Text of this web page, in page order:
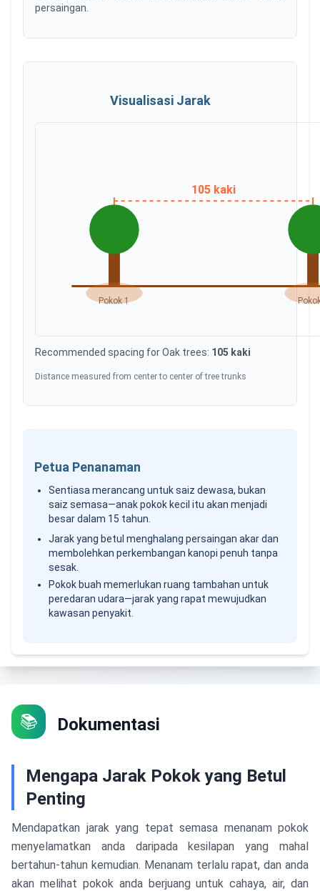
persaingan.
Visualisasi Jarak
Pokok1
105 kaki
Recommended spacing forOak trees: 105 kaki
Distance measured from center to center of tree trunks
Petua Penanaman
Sentiasa merancang untuk saiz dewasa, bukan
saiz semasa—anak pokok kecil itu akan menjadi
besar dalam 15 tahun.
Jarak yang betul menghalang persaingan akar dan
membolehkan perkembangan kanopi penuh tanpa
sesak.
Pokok buah memerlukan ruang tambahan untuk
peredaran udara—jarak yang rapat mewujudkan
kawasan penyakit.
📚 Dokumentasi
Mengapa Jarak Pokok yang Betul
Penting
Mendapatkan jarak yang tepat semasa menanam pokok
menyelamatkan anda daripada kesilapan yang mahal
bertahun-tahun kemudian. Menanam terlalu rapat, dan anda
akan melihat pokok anda berjuang untuk cahaya, air, dan